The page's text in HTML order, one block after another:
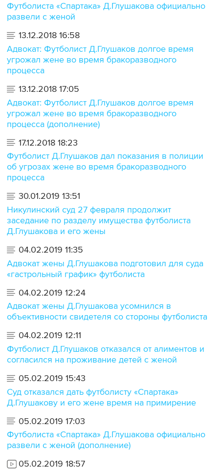
Футболиста «Спартака» Д.Глушакова официально
развели с женой
13.12.2018 16:58
Адвокат: Футболист Д.Глушаков долгое время
угрожал жене во время бракоразводного
процесса
13.12.2018 17:05
Адвокат: Футболист Д.Глушаков долгое время
угрожал жене во время бракоразводного
процесса (дополнение)
17.12.2018 18:23
Футболист Д.Глушаков дал показания в полиции
об угрозах жене во время бракоразводного
процесса
30.01.2019 13:51
Никулинский суд 27 февраля продолжит
заседание по разделу имущества футболиста
Д.Глушакова и его жены
04.02.2019 11:35
Адвокат жены Д.Глушакова подготовил для суда
«гастрольный график» футболиста
04.02.2019 12:24
Адвокат жены Д.Глушакова усомнился в
объективности свидетеля со стороны футболиста
04.02.2019 12:11
Футболист Д.Глушаков отказался от алиментов и
согласился на проживание детей с женой
05.02.2019 15:43
Суд отказался дать футболисту «Спартака»
Д.Глушакову и его жене время на примирение
05.02.2019 17:03
Футболиста «Спартака» Д.Глушакова официально
развели с женой (дополнение)
05.02.2019 18:57